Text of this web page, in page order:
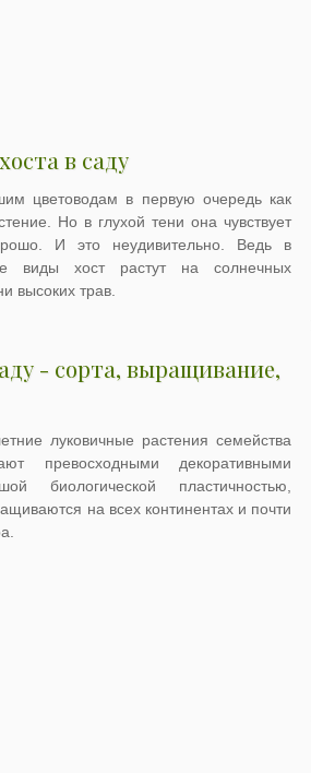
в саду
цветоводам в первую очередь как
Но в глухой тени она чувствует
И это неудивительно. Ведь в
виды хост растут на солнечных
высоких трав.
- сорта, выращивание,
луковичные растения семейства
превосходными декоративными
биологической пластичностью,
на всех континентах и почти